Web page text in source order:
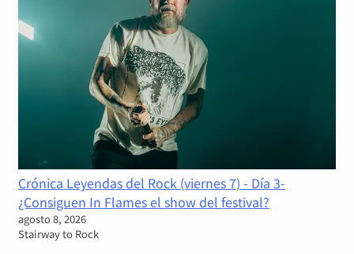
Crónica Leyendas del Rock (viernes 7) - Día 3-
¿Consiguen In Flames el show del festival?
agosto 8, 2026
Stairway to Rock